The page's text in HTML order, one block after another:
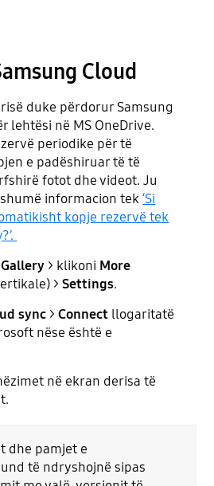
Cloud
duke përdorur Samsung
lehtësi në MS OneDrive.
periodike për të
e padëshiruar të të
fotot dhe videot. Ju
informacion tek‘Si
kopje rezervë tek
Gallery > klikoni More
>Settings.
sync >Connect llogaritatë
nëse është e
në ekran derisa të
dhe pamjet e
të ndryshojnë sipas